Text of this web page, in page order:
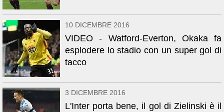
10 DICEMBRE 2016
VIDEO - Watford-Everton, Okaka fa
esplodere lo stadio con un super gol di
tacco
3 DICEMBRE 2016
L'Inter porta bene, il gol di Zielinski è il